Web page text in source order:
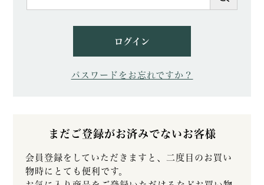
ログイン
パスワードをお忘れですか？
まだご登録がお済みでないお客様
会員登録をしていただきますと、二度目のお買い
物時にとても便利です。